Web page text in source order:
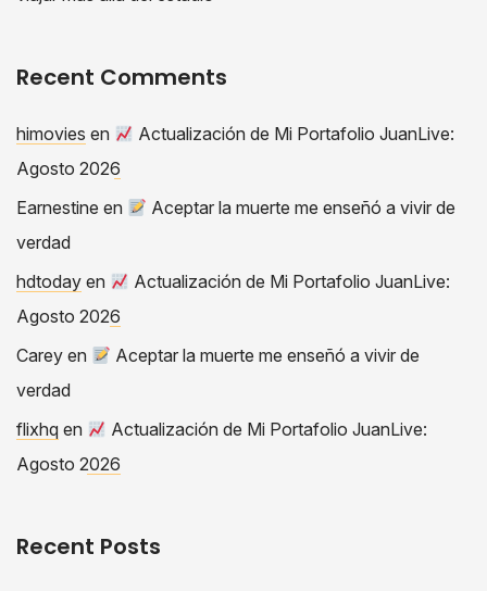
Recent Comments
himovies en
Actualización de Mi Portafolio JuanLive:
Agosto 2026
Earnestine en
Aceptar la muerte me enseñó a vivir de
verdad
hdtoday en
Actualización de Mi Portafolio JuanLive:
Agosto 2026
Carey en
Aceptar la muerte me enseñó a vivir de
verdad
flixhq en
Actualización de Mi Portafolio JuanLive:
Agosto 2026
Recent Posts